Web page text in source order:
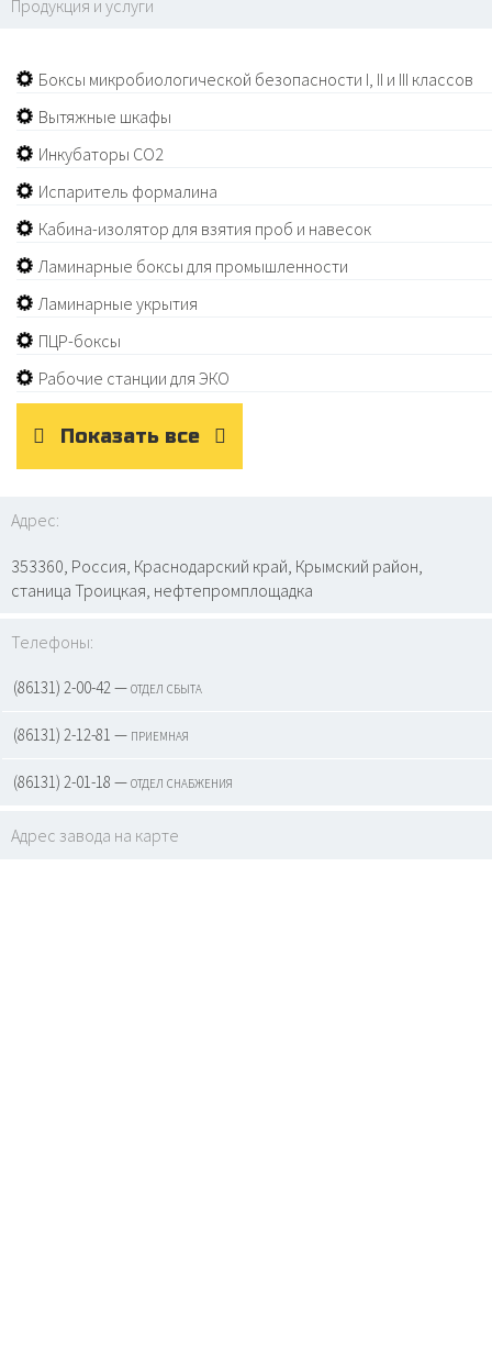
Продукция и услуги
Боксы микробиологической безопасности I, II и III классов
Вытяжные шкафы
Инкубаторы СО2
Испаритель формалина
Кабина-изолятор для взятия проб и навесок
Ламинарные боксы для промышленности
Ламинарные укрытия
ПЦР-боксы
Рабочие станции для ЭКО
Показать все
Адрес:
353360, Россия, Краснодарский край, Крымский район,
станица Троицкая, нефтепромплощадка
Телефоны:
(86131) 2-00-42 — отдел сбыта
(86131) 2-12-81 — приемная
(86131) 2-01-18 — отдел снабжения
Адрес завода на карте